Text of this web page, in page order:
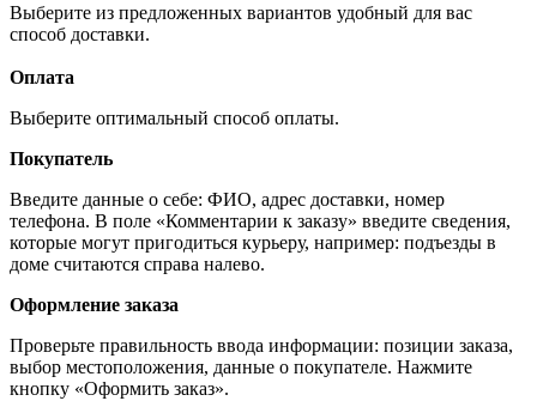
Выберите из предложенных вариантов удобный для вас
способ доставки.
Оплата
Выберите оптимальный способ оплаты.
Покупатель
Введите данные о себе: ФИО, адрес доставки, номер
телефона. В поле «Комментарии к заказу» введите сведения,
которые могут пригодиться курьеру, например: подъезды в
доме считаются справа налево.
Оформление заказа
Проверьте правильность ввода информации: позиции заказа,
выбор местоположения, данные о покупателе. Нажмите
кнопку «Оформить заказ».